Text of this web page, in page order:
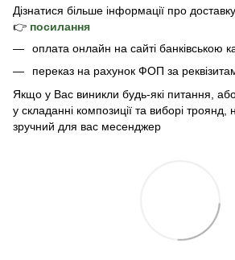
Дізнатися більше інформації про доставку
👉 посилання
оплата онлайн на сайті банківською
переказ на рахунок ФОП за
Якщо у Вас виникли будь-які питання,
у складанні композиції та виборі троянд,
зручний для вас месенджер